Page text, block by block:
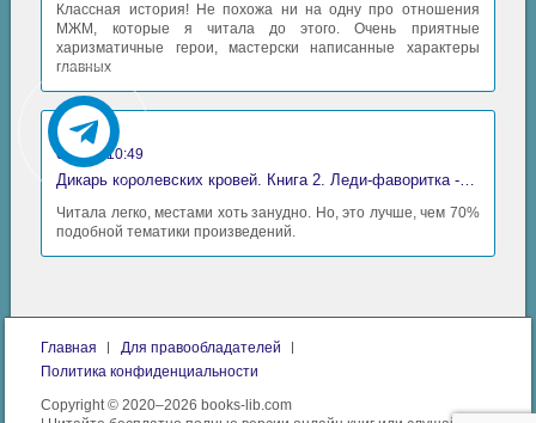
Классная история! Не похожа ни на одну про отношения
МЖМ, которые я читала до этого. Очень приятные
харизматичные герои, мастерски написанные характеры
главных
Аида
06 май 10:49
Дикарь королевских кровей. Книга 2. Леди-фаворитка - Анна Сергеевна Гаврилова
Читала легко, местами хоть занудно. Но, это лучше, чем 70%
подобной тематики произведений.
Главная
Для правообладателей
Политика конфиденциальности
Copyright © 2020–2026 books-lib.com